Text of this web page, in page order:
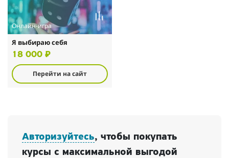
Онлайн-игра
Я выбираю себя
18 000 ₽
Перейти на сайт
Авторизуйтесь, чтобы покупать
курсы с максимальной выгодой